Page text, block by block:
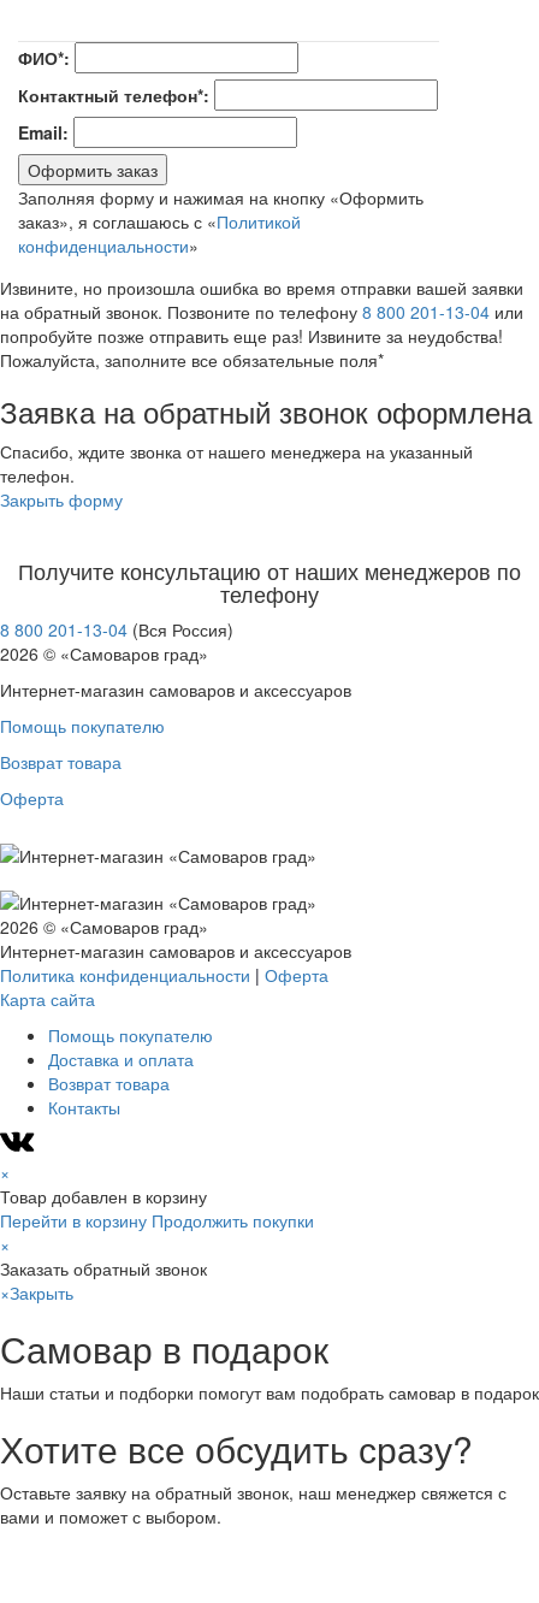
ФИО*:
Контактный телефон*:
Email:
Оформить заказ
Заполняя форму и нажимая на кнопку «Оформить
заказ», я соглашаюсь с «Политикой
конфиденциальности»
Извините, но произошла ошибка во время отправки вашей заявки
на обратный звонок. Позвоните по телефону 8 800 201-13-04 или
попробуйте позже отправить еще раз! Извините за неудобства!
Пожалуйста, заполните все обязательные поля*
Заявка на обратный звонок оформлена
Спасибо, ждите звонка от нашего менеджера на указанный
телефон.
Закрыть форму
Получите консультацию от наших менеджеров по
телефону
8 800 201-13-04 (Вся Россия)
2026 © «Самоваров град»
Интернет-магазин самоваров и аксессуаров
Помощь покупателю
Возврат товара
Оферта
2026 © «Самоваров град»
Интернет-магазин самоваров и аксессуаров
Политика конфиденциальности | Оферта
Карта сайта
Помощь покупателю
Доставка и оплата
Возврат товара
Контакты
×
Товар добавлен в корзину
Перейти в корзину Продолжить покупки
×
Заказать обратный звонок
×Закрыть
Самовар в подарок
Наши статьи и подборки помогут вам подобрать самовар в подарок
Хотите все обсудить сразу?
Оставьте заявку на обратный звонок, наш менеджер свяжется с
вами и поможет с выбором.